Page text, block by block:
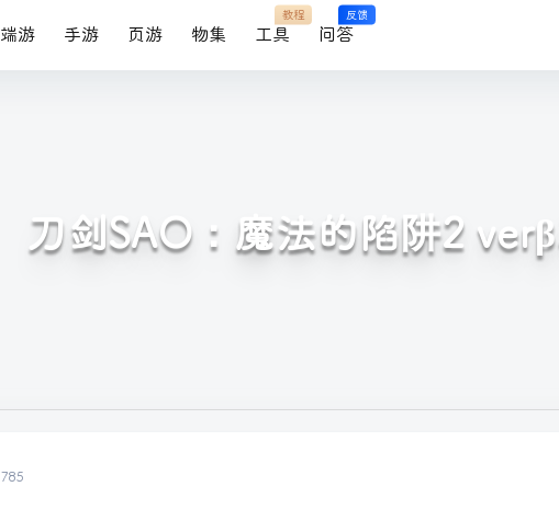
端游 手游 页游 物集 工具
教程
问答
反馈
刀剑SAO：魔法的陷阱2
785